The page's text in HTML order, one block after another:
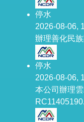
停水
2026-08-06,
辦理善化民
停水
2026-08-06,
本公司辦理